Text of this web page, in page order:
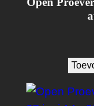
a